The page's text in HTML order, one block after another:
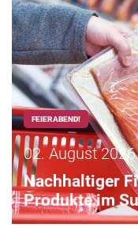
FEIERABEND!
02. August 2026
Nachhaltiger
Produkte im